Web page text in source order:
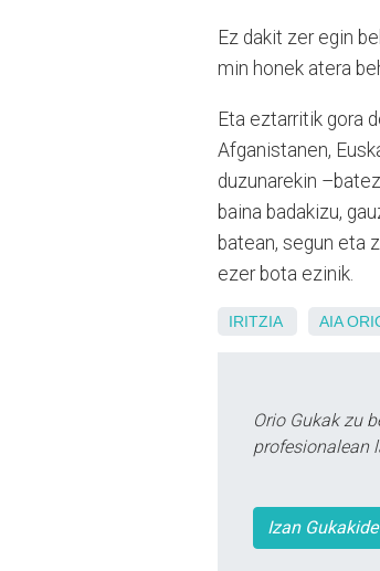
Ez dakit zer egin
min honek atera
Eta eztarritik gora
Afganistanen,
duzunarekin
baina badakizu,
batean, segun eta
ezer bota ezinik.
IRITZIA AIA
Orio Gukak zu
profesionalean
Izan Gukakide